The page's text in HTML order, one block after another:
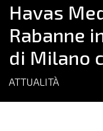
Havas
Rabanne
di Milano
ATTUALITÀ